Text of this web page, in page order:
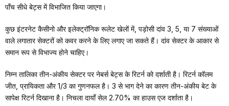
पाँच सीधे बेट्स में विभाजित किया जाएगा।
कुछ इंटरनेट कैसीनो और इलेक्ट्रॉनिक रूलेट खेलों में, पड़ोसी दांव 3, 5, या 7 संख्याओं
वाले लगातार सेक्टरों को कवर करने के लिए लगाए जा सकते हैं। दांव सेक्टर के आकार से
समान रूप से विभाज्य होने चाहिए।
निम्न तालिका तीन-अंकीय सेक्टर पर नेबर्स बेट्स के रिटर्न को दर्शाती है। रिटर्न कॉलम
जीत, प्रायिकता और 1/3 का गुणनफल है। 3 से भाग देने का कारण तीन-अंकीय बेट के
सापेक्ष रिटर्न दिखाना है। निचला दायाँ सेल 2.70% का हाउस एज दर्शाता है।